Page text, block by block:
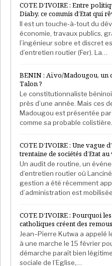
à El-Fasher», observe
l’ONG Solidarités
de David Baché,« mais
ni les Nations unies, ni la
la ville donc il est difficile
À lire aussiSoudan:
au camp de déplacés de
Fasher
Aujourd’hui, la plupart
camps autour dela ville
de kilomètres à l’ouest
de 800 000 d’entre eux
rudimentaires.« On estime
Bouvard, «et, si les
relativement régulières, on
malnutrition très élevés,
Une situation qui pourrait
COTE D’IVOIRE : Entre
Diaby, ce commis d’Etat qui
Il est un touche-à-tout du
économie, travaux publics,
l’ingénieur sobre et discret
d’entretien routier (Fer). La…
BENIN : Aïvo/Madougou, un
Talon ?
Le constitutionnaliste
près d’une année. Mais ces
Madougou est présentée
comme sa probable
COTE D’IVOIRE : Une vague
trentaine de sociétés d’Etat
Un audit de routine, un
d’entretien routier où
gestion a été récemment
d’administration est
COTE D’IVOIRE : Pourquoi
catholiques créent des
Jean–Pierre Kutwa a appelé
à une marche le 15 février
démarche paraît bien
sociale de l’Eglise,…